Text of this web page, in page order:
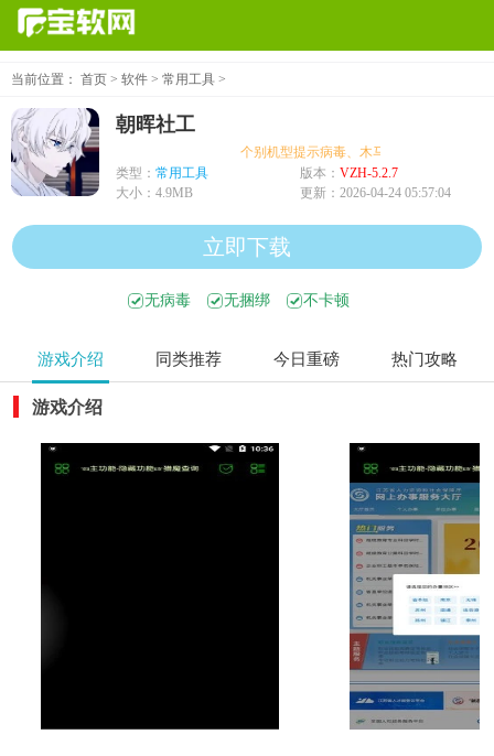
当前位置： 首页 > 软件 > 常用工具 >
朝晖社工
个别机型提示病毒、木马、危险，均为误报
类型： 常用工具 版本： VZH-5.2.7
大小： 4.9MB 更新： 2026-04-24 05:57:04
立即下载
无病毒 无捆绑 不卡顿
游戏介绍 同类推荐 今日重磅 热门攻略
游戏介绍